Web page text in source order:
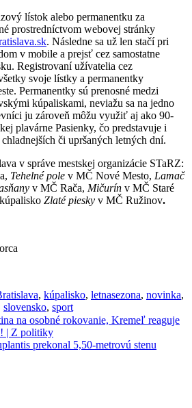
lístok alebo permanentku za
prostredníctvom webovej stránky
. Následne sa už len stačí pri
v mobile a prejsť cez samostatne
Registrovaní užívatelia cez
svoje lístky a permanentky
Permanentky sú prenosné medzi
kúpaliskami, neviažu sa na jedno
ju zároveň môžu využiť aj ako 90-
plavárne Pasienky, čo predstavuje i
či upršaných letných dní.
v správe mestskej organizácie STaRZ:
Tehelné pole v MČ Nové Mesto, Lamač
v MČ Rača, Mičurín v MČ Staré
Zlaté piesky v MČ Ružinov.
, kúpalisko, letnasezona, novinka,
slovensko, sport
na osobné rokovanie, Kremeľ reaguje
| Z politiky
prekonal 5,50-metrovú stenu